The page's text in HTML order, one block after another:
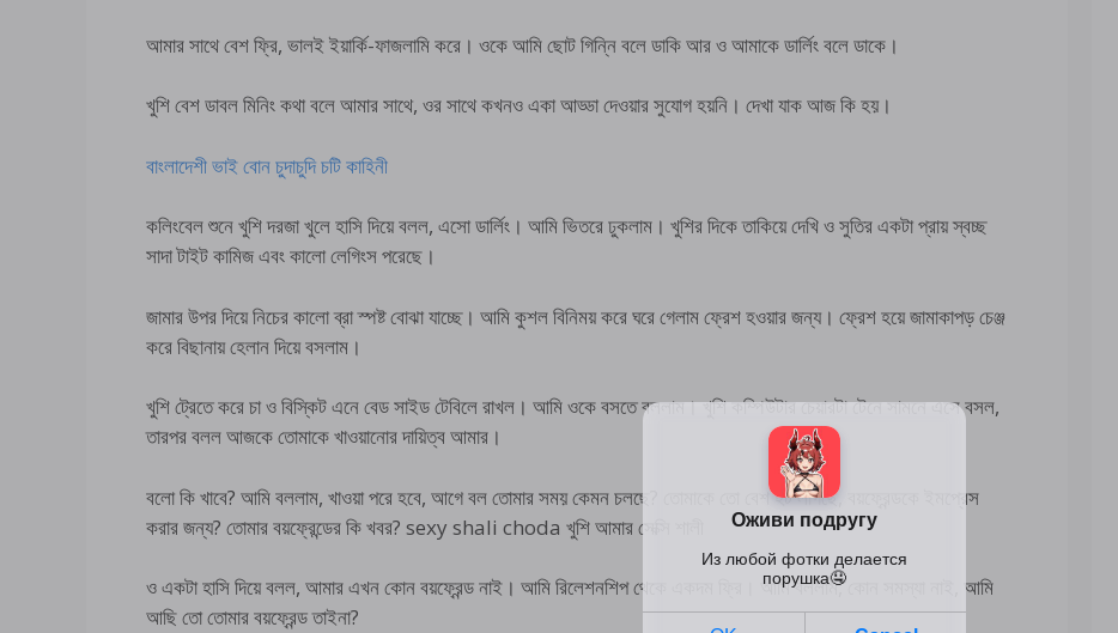
আমার সাথে বেশ ফ্রি, ভালই ইয়ার্কি-ফাজলামি করে। ওকে আমি ছোট গিন্নি বলে ডাকি আর ও আমাকে ডার্লিং বলে ডাকে।
খুশি বেশ ডাবল মিনিং কথা বলে আমার সাথে, ওর সাথে কখনও একা আড্ডা দেওয়ার সুযোগ হয়নি। দেখা যাক আজ কি হয়।
বাংলাদেশী ভাই বোন চুদাচুদি চটি কাহিনী
কলিংবেল শুনে খুশি দরজা খুলে হাসি দিয়ে বলল, এসো ডার্লিং। আমি ভিতরে ঢুকলাম। খুশির দিকে তাকিয়ে দেখি ও সুতির একটা প্রায় স্বচ্ছ
সাদা টাইট কামিজ এবং কালো লেগিংস পরেছে।
জামার উপর দিয়ে নিচের কালো ব্রা স্পষ্ট বোঝা যাচ্ছে। আমি কুশল বিনিময় করে ঘরে গেলাম ফ্রেশ হওয়ার জন্য। ফ্রেশ হয়ে জামাকাপড় চেঞ্জ
করে বিছানায় হেলান দিয়ে বসলাম।
খুশি ট্রেতে করে চা ও বিস্কিট এনে বেড সাইড টেবিলে রাখল। আমি ওকে বসতে বললাম। খুশি কম্পিউটার চেয়ারটা টেনে সামনে এসে বসল,
তারপর বলল আজকে তোমাকে খাওয়ানোর দায়িত্ব আমার।
বলো কি খাবে? আমি বললাম, খাওয়া পরে হবে, আগে বল তোমার সময় কেমন চলছে? তোমাকে তো বেশ হট লাগছে, বয়ফ্রেন্ডকে ইমপ্রেস
করার জন্য? তোমার বয়ফ্রেন্ডের কি খবর? sexy shali choda খুশি আমার সেক্সি শালী
ও একটা হাসি দিয়ে বলল, আমার এখন কোন বয়ফ্রেন্ড নাই। আমি রিলেশনশিপ থেকে একদম ফ্রি। আমি বললাম, কোন সমস্যা নাই, আমি
আছি তো তোমার বয়ফ্রেন্ড তাইনা?